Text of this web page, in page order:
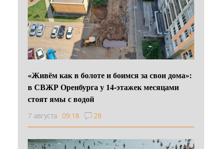
«Живём как в болоте и боимся за свои дома»:
в СВЖР Оренбурга у 14-этажек месяцами
стоят ямы с водой
7 августа 09:18 28